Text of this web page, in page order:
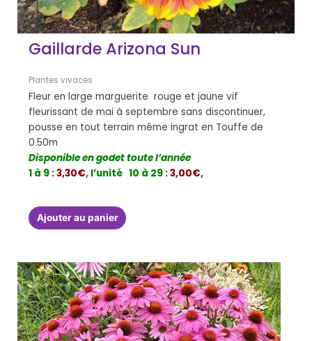
Gaillarde Arizona Sun
Plantes vivaces
Fleur en large marguerite rouge et jaune vif
fleurissant de mai à septembre sans discontinuer,
pousse en tout terrain même ingrat en Touffe de
0.50m
Disponible en godet toute l’année
1 à 9 :3,30€, l’unité 10 à 29 :3,00€,
Ajouter au panier